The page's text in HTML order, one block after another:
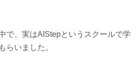
で、実はAIStepというスクールで学
らいました。